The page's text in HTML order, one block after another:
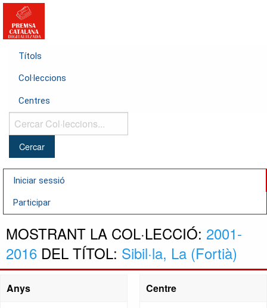
Títols
Col·leccions
Centres
Cercar
Col·leccions...
Iniciar sessió
Participar
MOSTRANT LA COL·LECCIÓ: 2001-
2016 DEL TÍTOL: Sibil·la, La (Fortià)
Anys
Centre